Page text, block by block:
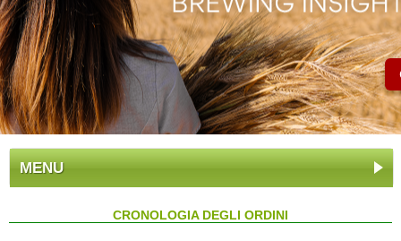
MENU
CRONOLOGIA DEGLI ORDINI